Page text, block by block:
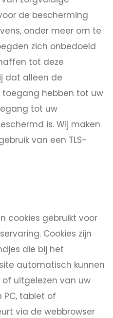
de bescherming
onder meer om te
zich onbedoeld
tot deze
dat alleen de
toegang hebben tot uw
tot uw
is. Wij maken
van een TLS-
cookies gebruikt voor
Cookies zijn
die bij het
automatisch kunnen
uitgelezen van uw
tablet of
via de webbrowser